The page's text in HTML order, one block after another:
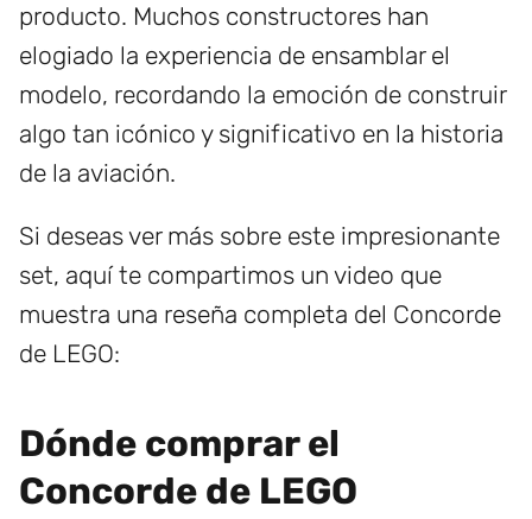
producto. Muchos constructores han
elogiado la experiencia de ensamblar el
modelo, recordando la emoción de construir
algo tan icónico y significativo en la historia
de la aviación.
Si deseas ver más sobre este impresionante
set, aquí te compartimos un video que
muestra una reseña completa del Concorde
de LEGO:
Dónde comprar el
Concorde de LEGO